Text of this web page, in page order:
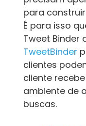
para
É para isso
Tweet Binder
TweetBinder
clientes
cliente
ambiente de
buscas.